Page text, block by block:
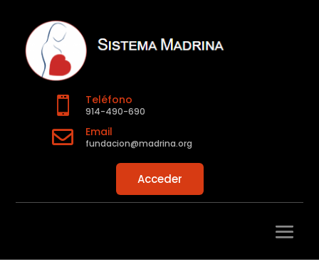
 Teléfono
914-490-690
 Email
fundacion@madrina.org
Acceder